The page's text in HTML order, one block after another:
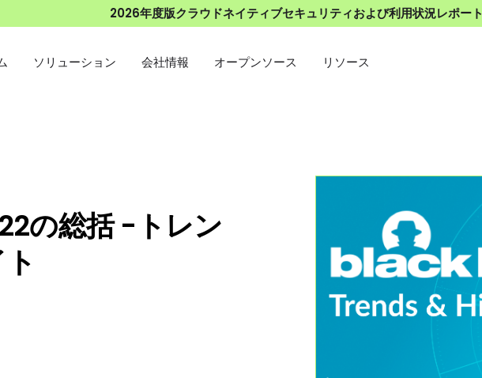
2026年度版クラウドネイティブセキュリティおよび利用状況レポート
ソリューション 会社情報 オープンソース リソース
の総括 -トレン